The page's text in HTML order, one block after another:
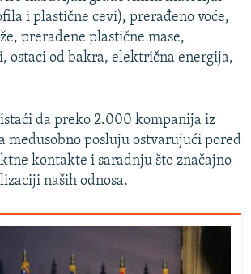
i plastične cevi), prerađeno voće,
prerađene plastične mase,
ostaci od bakra, električna energija,
da preko 2.000 kompanija iz
međusobno posluju ostvarujući pored
kontakte i saradnju što značajno
naših odnosa.